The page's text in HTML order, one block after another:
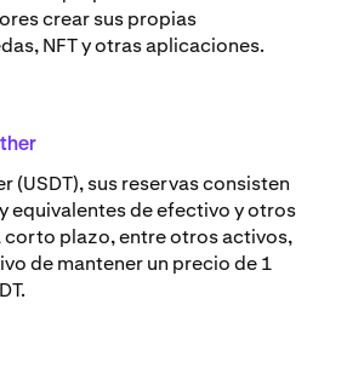
crear sus propias
NFT y otras aplicaciones.
(USDT), sus reservas consisten
equivalentes de efectivo y otros
plazo, entre otros activos,
de mantener un precio de 1